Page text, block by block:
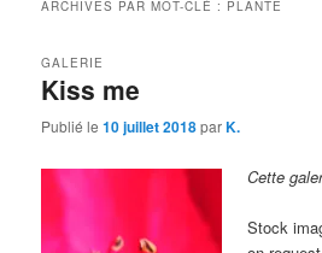
ARCHIVES PAR MOT-CLÉ : PLANTE
Kiss me
GALERIE
Publié le10 juillet 2018parK.
Cette
Stock